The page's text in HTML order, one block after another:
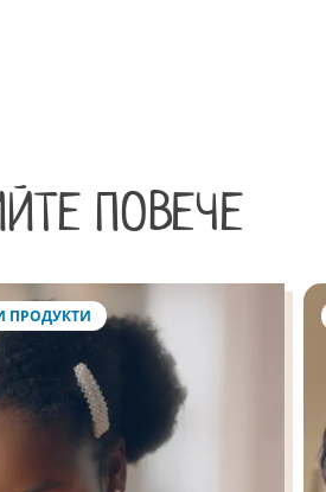
ПОВЕЧЕ
ПРОДУКТИ